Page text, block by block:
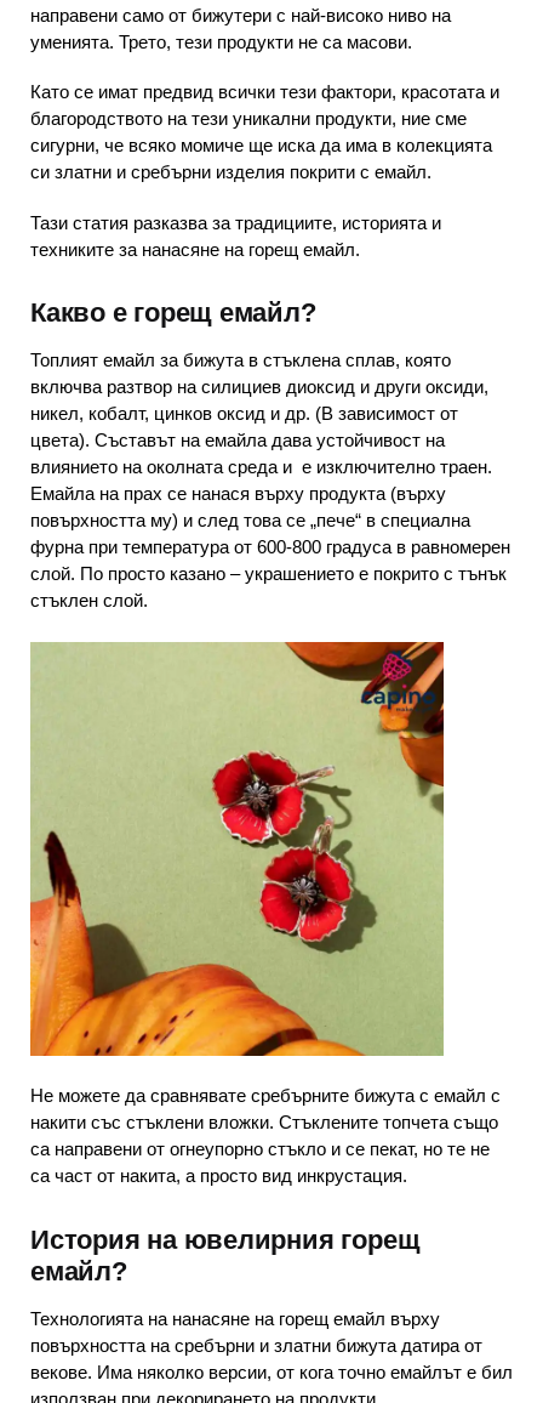
направени само от бижутери с най-високо ниво на
уменията. Трето, тези продукти не са масови.
Като се имат предвид всички тези фактори, красотата и
благородството на тези уникални продукти, ние сме
сигурни, че всяко момиче ще иска да има в колекцията
си златни и сребърни изделия покрити с емайл.
Тази статия разказва за традициите, историята и
техниките за нанасяне на горещ емайл.
Какво е горещ емайл?
Топлият емайл за бижута в стъклена сплав, която
включва разтвор на силициев диоксид и други оксиди,
никел, кобалт, цинков оксид и др. (В зависимост от
цвета). Съставът на емайла дава устойчивост на
влиянието на околната среда и е изключително траен.
Емайла на прах се нанася върху продукта (върху
повърхността му) и след това се „пече“ в специална
фурна при температура от 600-800 градуса в равномерен
слой. По просто казано – украшението е покрито с тънък
стъклен слой.
Не можете да сравнявате сребърните бижута с емайл с
накити със стъклени вложки. Стъклените топчета също
са направени от огнеупорно стъкло и се пекат, но те не
са част от накита, а просто вид инкрустация.
История на ювелирния горещ
емайл?
Технологията на нанасяне на горещ емайл върху
повърхността на сребърни и златни бижута датира от
векове. Има няколко версии, от кога точно емайлът е бил
използван при декорирането на продукти.